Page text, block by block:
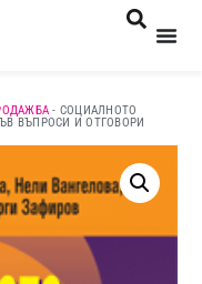
- СОЦИАЛНОТО
ВЪПРОСИ И ОТГОВОРИ